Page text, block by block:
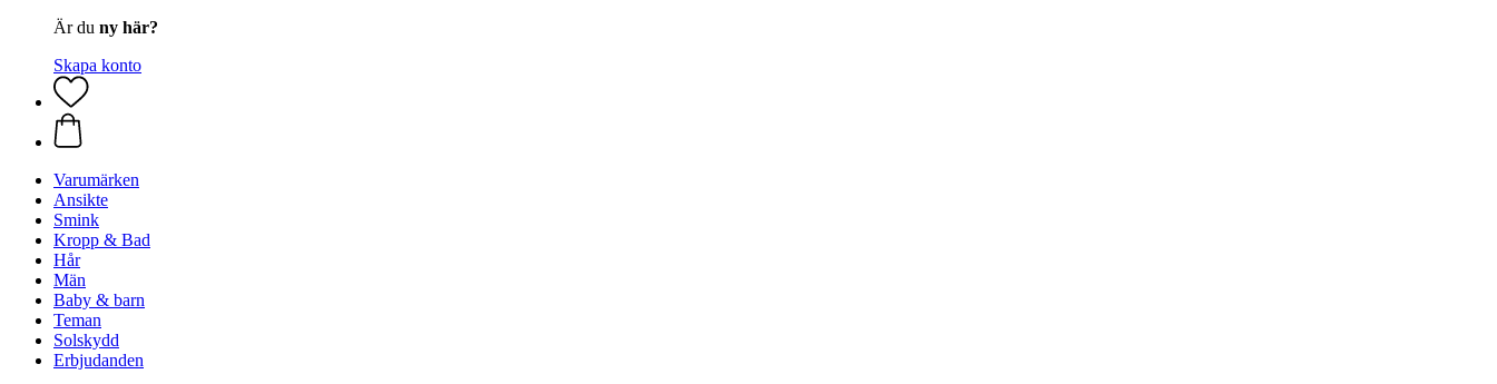
Är du ny här?
Skapa konto
Varumärken
Ansikte
Smink
Kropp & Bad
Hår
Män
Baby & barn
Teman
Solskydd
Erbjudanden